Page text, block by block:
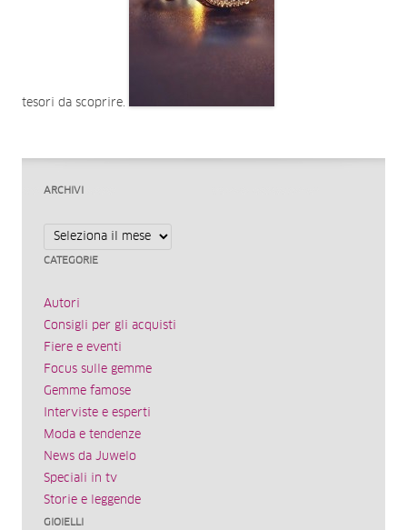
tesori da scoprire.
ARCHIVI
Archivi
CATEGORIE
Autori
Consigli per gli acquisti
Fiere e eventi
Focus sulle gemme
Gemme famose
Interviste e esperti
Moda e tendenze
News da Juwelo
Speciali in tv
Storie e leggende
GIOIELLI